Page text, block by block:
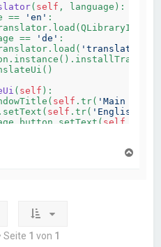
( self , language) :
== 'en' :
==
'de' :
'translations/
( self ) :
self .tr( 'Main |
self .tr( 'English'
self
.saveLanguageSetting(
==
Seite 1 von 1